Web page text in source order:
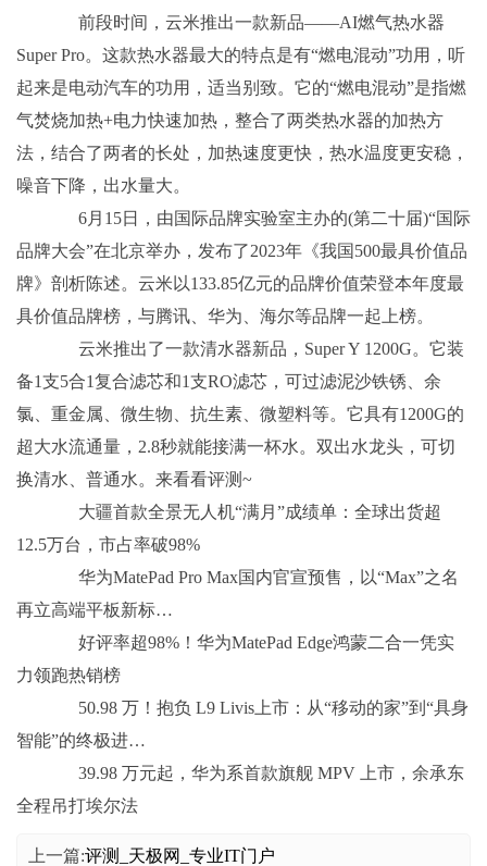
前段时间，云米推出一款新品——AI燃气热水器
Super Pro。这款热水器最大的特点是有“燃电混动”功用，听
起来是电动汽车的功用，适当别致。它的“燃电混动”是指燃
气焚烧加热+电力快速加热，整合了两类热水器的加热方
法，结合了两者的长处，加热速度更快，热水温度更安稳，
噪音下降，出水量大。
6月15日，由国际品牌实验室主办的(第二十届)“国际
品牌大会”在北京举办，发布了2023年《我国500最具价值品
牌》剖析陈述。云米以133.85亿元的品牌价值荣登本年度最
具价值品牌榜，与腾讯、华为、海尔等品牌一起上榜。
云米推出了一款清水器新品，Super Y 1200G。它装
备1支5合1复合滤芯和1支RO滤芯，可过滤泥沙铁锈、余
氯、重金属、微生物、抗生素、微塑料等。它具有1200G的
超大水流通量，2.8秒就能接满一杯水。双出水龙头，可切
换清水、普通水。来看看评测~
大疆首款全景无人机“满月”成绩单：全球出货超
12.5万台，市占率破98%
华为MatePad Pro Max国内官宣预售，以“Max”之名
再立高端平板新标…
好评率超98%！华为MatePad Edge鸿蒙二合一凭实
力领跑热销榜
50.98 万！抱负 L9 Livis上市：从“移动的家”到“具身
智能”的终极进…
39.98 万元起，华为系首款旗舰 MPV 上市，余承东
全程吊打埃尔法
上一篇:评测_天极网_专业IT门户